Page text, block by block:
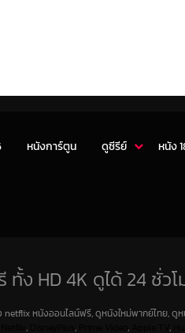
หนังการ์ตูน ดูซีรีย์ หนัง
HD 4K ดูได้ 24 ชั่วโ
หนังออนไลน์ฟรี, ดูหนังใหม่พากย์ไทย, ดู
, , , ,